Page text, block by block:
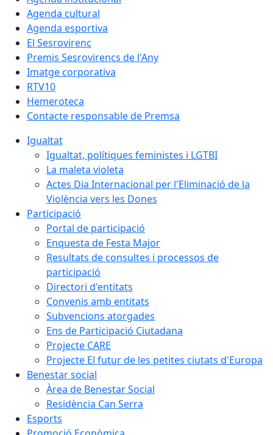
Agenda cultural
Agenda esportiva
El Sesrovirenc
Premis Sesrovirencs de l'Any
Imatge corporativa
RTV10
Hemeroteca
Contacte responsable de Premsa
Igualtat
Igualtat, polítiques feministes i LGTBI
La maleta violeta
Actes Dia Internacional per l'Eliminació de la
Violència vers les Dones
Participació
Portal de participació
Enquesta de Festa Major
Resultats de consultes i processos de
participació
Directori d'entitats
Convenis amb entitats
Subvencions atorgades
Ens de Participació Ciutadana
Projecte CARE
Projecte El futur de les petites ciutats d'Europa
Benestar social
Àrea de Benestar Social
Residència Can Serra
Esports